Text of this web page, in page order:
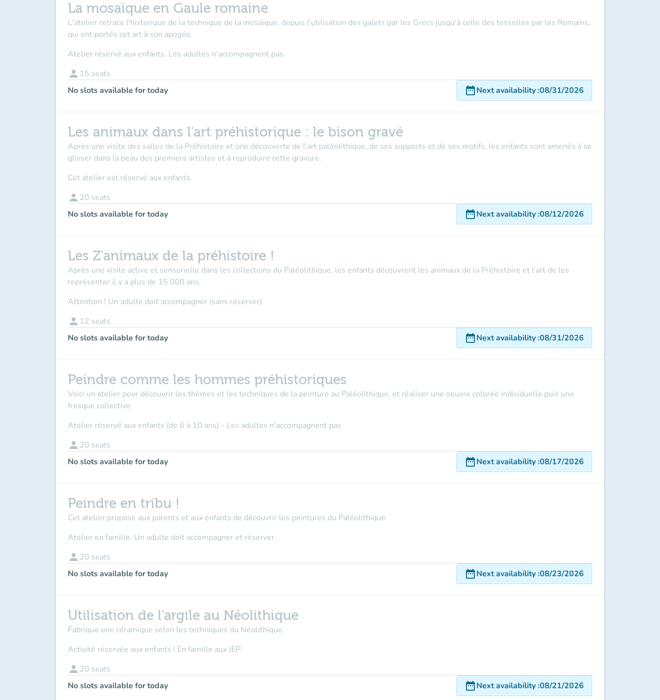
La mosaïque en Gaule romaine
L'atelier retrace l'historique de la technique de la mosaïque, depuis l'utilisation des galets par les Grecs jusqu'à celle des tesselles par les Romains,
qui ont portés cet art à son apogée.
Atelier réservé aux enfants. Les adultes n'accompagnent pas.
person 15 seats
No slots available for today
date_rangeNext availability:08/31/2026
Les animaux dans l'art préhistorique : le bison gravé
Après une visite des salles de la Préhistoire et une découverte de l’art paléolithique, de ses supports et de ses motifs, les enfants sont amenés à se
glisser dans la peau des premiers artistes et à reproduire cette gravure.
Cet atelier est réservé aux enfants.
person 20 seats
No slots available for today
date_rangeNext availability:08/12/2026
Les Z'animaux de la préhistoire !
Après une visite active et sensorielle dans les collections du Paléolithique, les enfants découvrent les animaux de la Préhistoire et l’art de les
représenter il y a plus de 15 000 ans.
Attention ! Un adulte doit accompagner (sans réserver)
person 12 seats
No slots available for today
date_rangeNext availability:08/31/2026
Peindre comme les hommes préhistoriques
Voici un atelier pour découvrir les thèmes et les techniques de la peinture au Paléolithique, et réaliser une oeuvre colorée individuelle puis une
fresque collective.
Atelier réservé aux enfants (de 6 à 10 ans) - Les adultes n'accompagnent pas
person 20 seats
No slots available for today
date_rangeNext availability:08/17/2026
Peindre en tribu !
Cet atelier propose aux parents et aux enfants de découvrir les peintures du Paléolithique.
Atelier en famille. Un adulte doit accompagner et réserver.
person 20 seats
No slots available for today
date_rangeNext availability:08/23/2026
Utilisation de l'argile au Néolithique
Fabrique une céramique selon les techniques du Néolithique.
Activité réservée aux enfants ! En famille aux JEP
person 20 seats
No slots available for today
date_rangeNext availability:08/21/2026